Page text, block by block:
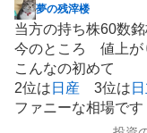
掲
示
板
記
事
夢の残滓楼
当方の持ち株60数銘
今のところ 値上
こんなの初めて
2位は 日産 3位は
ファニーな相場です